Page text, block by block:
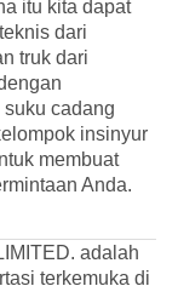
itu kita dapat
dari
truk dari
cadang
insinyur
membuat
Anda.
adalah
terkemuka di